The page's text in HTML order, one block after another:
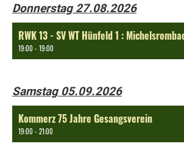
Donnerstag 27.08.2026
RWK 13 - SV WT Hünfeld 1 :
19:00 - 19:00
Samstag 05.09.2026
Kommerz 75 Jahre Gesangsverein
19:00 - 21:00